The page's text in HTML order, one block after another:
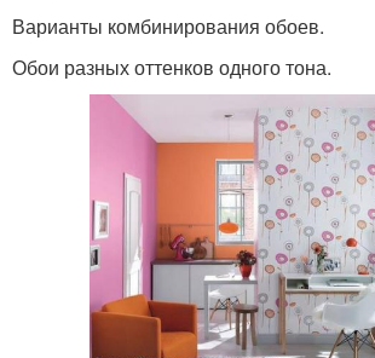
Варианты комбинирования обоев.
Обои разных оттенков одного тона.